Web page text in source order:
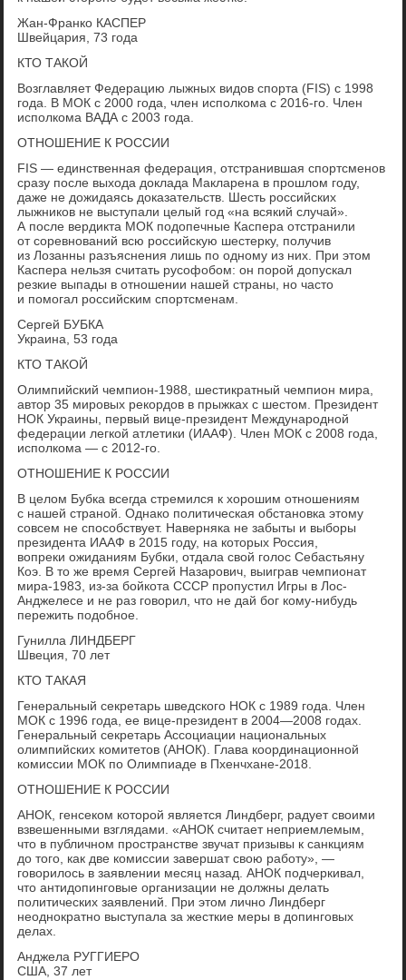
Жан-Франко КАСПЕР
Швейцария, 73 года
КТО ТАКОЙ
Возглавляет Федерацию лыжных видов спорта (FIS) с 1998
года. В МОК с 2000 года, член исполкома с 2016-го. Член
исполкома ВАДА с 2003 года.
ОТНОШЕНИЕ К РОССИИ
FIS — единственная федерация, отстранившая спортсменов
сразу после выхода доклада Макларена в прошлом году,
даже не дожидаясь доказательств. Шесть российских
лыжников не выступали целый год «на всякий случай».
А после вердикта МОК подопечные Каспера отстранили
от соревнований всю российскую шестерку, получив
из Лозанны разъяснения лишь по одному из них. При этом
Каспера нельзя считать русофобом: он порой допускал
резкие выпады в отношении нашей страны, но часто
и помогал российским спортсменам.
Сергей БУБКА
Украина, 53 года
КТО ТАКОЙ
Олимпийский чемпион-1988, шестикратный чемпион мира,
автор 35 мировых рекордов в прыжках с шестом. Президент
НОК Украины, первый вице-президент Международной
федерации легкой атлетики (ИААФ). Член МОК с 2008 года,
исполкома — с 2012-го.
ОТНОШЕНИЕ К РОССИИ
В целом Бубка всегда стремился к хорошим отношениям
с нашей страной. Однако политическая обстановка этому
совсем не способствует. Наверняка не забыты и выборы
президента ИААФ в 2015 году, на которых Россия,
вопреки ожиданиям Бубки, отдала свой голос Себастьяну
Коэ. В то же время Сергей Назарович, выиграв чемпионат
мира-1983, из-за бойкота СССР пропустил Игры в Лос-
Анджелесе и не раз говорил, что не дай бог кому-нибудь
пережить подобное.
Гунилла ЛИНДБЕРГ
Швеция, 70 лет
КТО ТАКАЯ
Генеральный секретарь шведского НОК с 1989 года. Член
МОК с 1996 года, ее вице-президент в 2004—2008 годах.
Генеральный секретарь Ассоциации национальных
олимпийских комитетов (АНОК). Глава координационной
комиссии МОК по Олимпиаде в Пхенчхане-2018.
ОТНОШЕНИЕ К РОССИИ
АНОК, генсеком которой является Линдберг, радует своими
взвешенными взглядами. «АНОК считает неприемлемым,
что в публичном пространстве звучат призывы к санкциям
до того, как две комиссии завершат свою работу», —
говорилось в заявлении месяц назад. АНОК подчеркивал,
что антидопинговые организации не должны делать
политических заявлений. При этом лично Линдберг
неоднократно выступала за жесткие меры в допинговых
делах.
Анджела РУГГИЕРО
США, 37 лет